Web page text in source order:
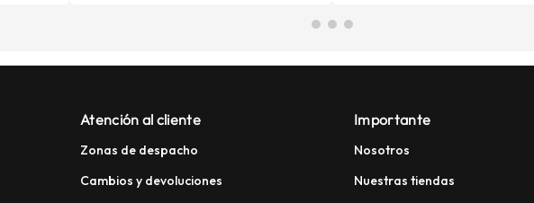
Atención al cliente
Zonas de despacho
Cambios y devoluciones
Importante
Nosotros
Nuestras tiendas